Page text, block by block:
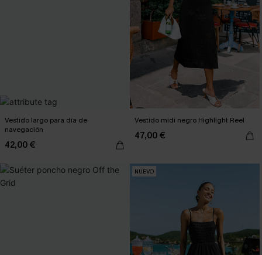
Vestido largo para día de
navegación
42,00 €
Vestido midi negro Highlight Reel
47,00 €
NUEVO